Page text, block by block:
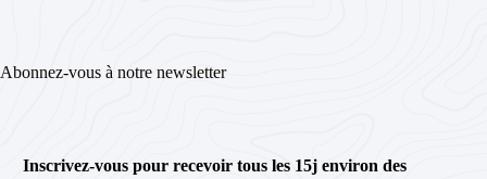
Abonnez-vous à notre newsletter
Inscrivez-vous pour recevoir tous les 15j environ des